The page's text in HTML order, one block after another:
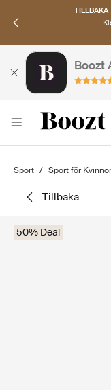
TILLBAKA
Boozt
Sport Sport för Kvinnor
tillbaka
50% Deal